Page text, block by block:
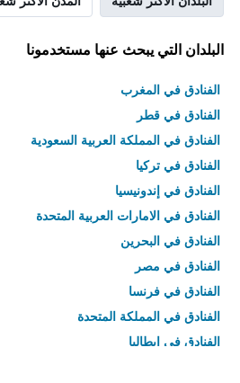
البلدان التي يبحث عنها مستخدمونا
الفنادق في المغرب
الفنادق في قطر
الفنادق في المملكة العربية السعودية
الفنادق في تركيا
الفنادق في إندونيسيا
الفنادق في الامارات العربية المتحدة
الفنادق في البحرين
الفنادق في مصر
الفنادق في فرنسا
الفنادق في المملكة المتحدة
الفنادق في إيطاليا